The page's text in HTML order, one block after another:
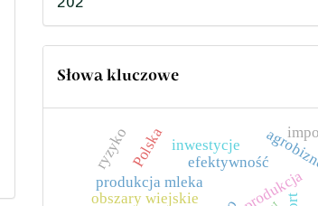
Słowa kluczowe
efektywność
produkcja mleka
obszary wiejskie
Polska inwestycje
produkcja
ryzyko